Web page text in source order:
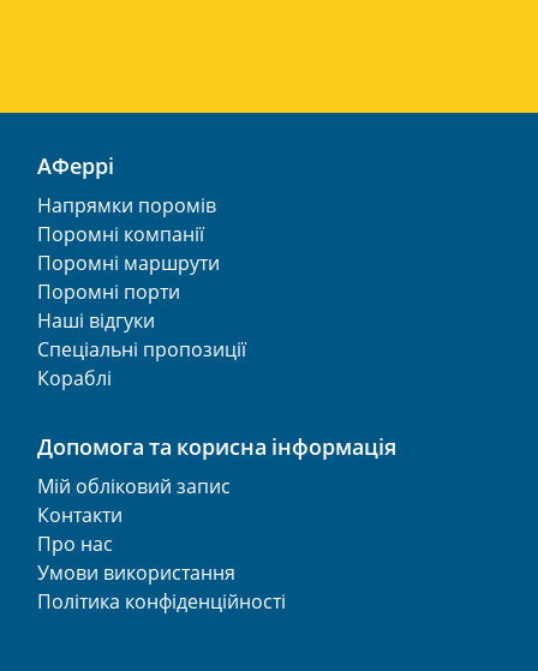
АФеррі
Напрямки поромів
Поромні компанії
Поромні маршрути
Поромні порти
Наші відгуки
Спеціальні пропозиції
Кораблі
Допомога та корисна інформація
Мій обліковий запис
Контакти
Про нас
Умови використання
Політика конфіденційності